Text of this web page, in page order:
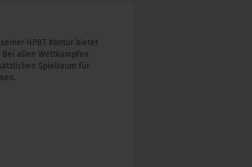
HPBT Kontur bietet
allen Wettkämpfen
Spielraum für